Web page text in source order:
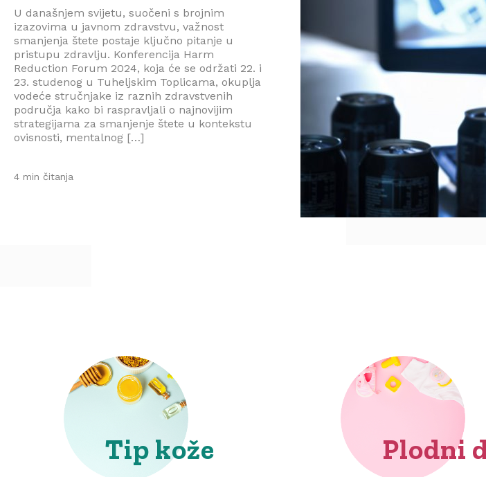
U današnjem svijetu, suočeni s brojnim
izazovima u javnom zdravstvu, važnost
smanjenja štete postaje ključno pitanje u
pristupu zdravlju. Konferencija Harm
Reduction Forum 2024, koja će se održati 22. i
23. studenog u Tuheljskim Toplicama, okuplja
vodeće stručnjake iz raznih zdravstvenih
područja kako bi raspravljali o najnovijim
strategijama za smanjenje štete u kontekstu
ovisnosti, mentalnog […]
4 min čitanja
Tip kože Plodni